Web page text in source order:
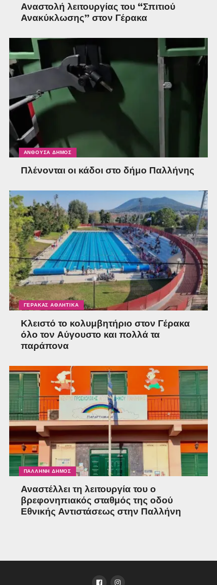
Αναστολή λειτουργίας του “Σπιτιού
Ανακύκλωσης” στον Γέρακα
ΑΝΘΟΎΣΑ ΔΉΜΟΣ
Πλένονται οι κάδοι στο δήμο Παλλήνης
ΓΈΡΑΚΑΣ ΑΘΛΗΤΙΚΆ
Κλειστό το κολυμβητήριο στον Γέρακα
όλο τον Αύγουστο και πολλά τα
παράπονα
ΠΑΛΛΉΝΗ ΔΉΜΟΣ
Αναστέλλει τη λειτουργία του ο
βρεφονηπιακός σταθμός της οδού
Εθνικής Αντιστάσεως στην Παλλήνη